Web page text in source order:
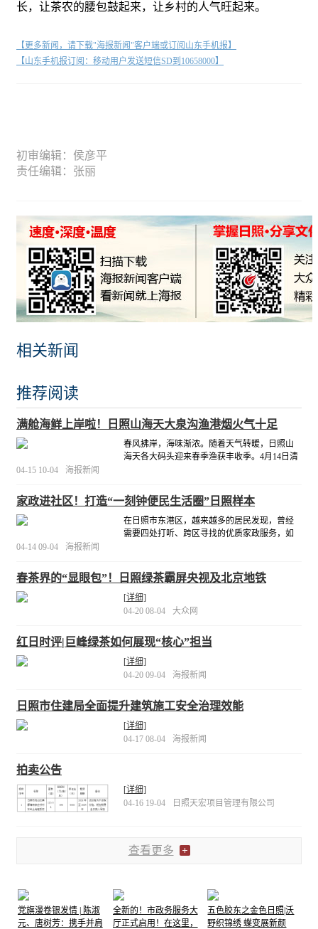
长，让茶农的腰包鼓起来，让乡村的人气旺起来。
【更多新闻，请下载"海报新闻"客户端或订阅山东手机报】
【山东手机报订阅：移动用户发送短信SD到10658000】
初审编辑：侯彦平
责任编辑：张丽
相关新闻
推荐阅读
满舱海鲜上岸啦！日照山海天大泉沟渔港烟火气十足
春风拂岸，海味渐浓。随着天气转暖，日照山
海天各大码头迎来春季渔获丰收季。4月14日清
馈赠的渔船稳稳靠岸，渔港瞬间沸腾起来。
细]
04-15 10-04 海报新闻
家政进社区！打造“一刻钟便民生活圈”日照样本
在日照市东港区，越来越多的居民发现，曾经
需要四处打听、跨区寻找的优质家政服务，如
的家政服务网络正在加速成型，为城市社区生
活增添温度。[详细]
04-14 09-04 海报新闻
春茶界的“显眼包”！日照绿茶霸屏央视及北京地铁
[详细]
04-20 08-04
大众网
红日时评|巨峰绿茶如何展现“核心”担当
[详细]
04-20 09-04
海报新闻
日照市住建局全面提升建筑施工安全治理效能
[详细]
04-17 08-04
海报新闻
拍卖公告
[详细]
04-16 19-04
日照天宏项目管理有限公司
查看更多
党旗漫卷银发情 | 陈淑
元、唐树芳：携手并肩
全新的！市政务服务大
厅正式启用！在这里，
五色胶东之金色日照|沃
野织锦绣 蝶变展新颜